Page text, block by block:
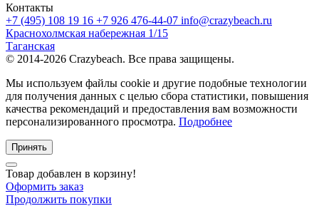
Контакты
+7 (495) 108 19 16 +7 926 476-44-07 info@crazybeach.ru
Краснохолмская набережная 1/15
Таганская
© 2014-2026 Crazybeach. Все права защищены.
Мы используем файлы cookie и другие подобные технологии
для получения данных с целью сбора статистики, повышения
качества рекомендаций и предоставления вам возможности
персонализированного просмотра. Подробнее
Принять
Товар добавлен в корзину!
Оформить заказ
Продолжить покупки